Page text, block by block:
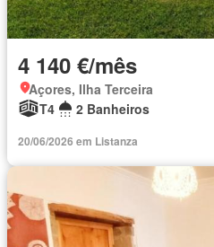
4 140 €/mês
Açores, Ilha Terceira
T4
2 Banheiros
20/06/2026 em Listanza